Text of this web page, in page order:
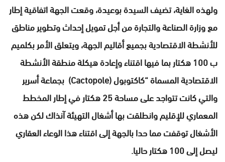
ولهذه الغاية، تضيف السيدة بوعيدة، وقعت الجهة اتفاقية إطار
مع وزارة الصناعة والتجارة من أجل تمويل إحداث وتطوير مناطق
للأنشطة الاقتصادية بجميع أقاليم الجهة، ويتعلق الأمر بكلميم
ب 100 هكتار بما فيها اقتناء وإعادة هيكلة منطقة الأنشطة
الاقتصادية المسماة “كاكتوبول (Cactopole) بجماعة أسرير
والتي كانت تتواجد على مساحة 25 هكتار في إطار المخطط
المعماري للإقليم وانطلقت بها أشغال التهيئة آنذاك لكن هذه
الأشغال توقفت مما حدا بالجهة إلى اقتناء هذا الوعاء العقاري
ليصل إلى 100 هكتار حاليا.